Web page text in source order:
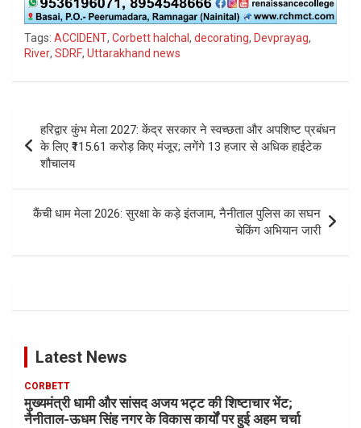
Tags: ACCIDENT, Corbett halchal, decorating, Devprayag,
River, SDRF, Uttarakhand news
navigation
हरिद्वार कुंभ मेला 2027: केंद्र सरकार ने स्वच्छता और अपशिष्ट प्रबंधन
के लिए ₹115.61 करोड़ किए मंजूर; लगेंगे 13 हजार से अधिक हाईटेक
शौचालय
कैंची धाम मेला 2026: सुरक्षा के कड़े इंतजाम, नैनीताल पुलिस का सघन
चेकिंग अभियान जारी
Latest News
CORBETT
मुख्यमंत्री धामी और सांसद अजय भट्ट की शिष्टाचार भेंट;
नैनीताल-ऊधम सिंह नगर के विकास कार्यों पर हुई अहम चर्चा